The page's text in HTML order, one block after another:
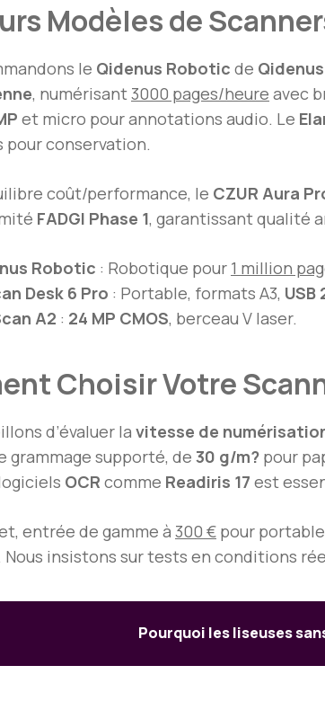
Modèles de
le Qidenus Robotic de
, numérisant3000 pages/heure avec
et micro pour annotations audio. Le
pour conservation.
coût/performance, le CZUR Aura
FADGI Phase 1, garantissant qualité
Robotic : Robotique pour 1 million
Desk 6 Pro : Portable, formats A3, USB
A2 : 24 MP CMOS, berceau V laser.
Choisir Votre
d’évaluer la vitesse de
grammage supporté, de 30 g/m? pour
OCR comme Readiris 17 est
entrée de gamme à 300 € pour
insistons sur tests en conditions
Pourquoi les liseuses